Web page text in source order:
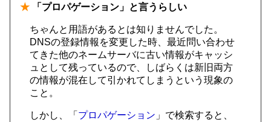
★ 「プロパゲーション」と言うらしい
ちゃんと用語があるとは知りませんでした。
DNSの登録情報を変更した時、最近問い合わせ
てきた他のネームサーバに古い情報がキャッシ
ュとして残っているので、しばらくは新旧両方
の情報が混在して引かれてしまうという現象の
こと。
しかし、「 プロパゲーション 」で検索すると、